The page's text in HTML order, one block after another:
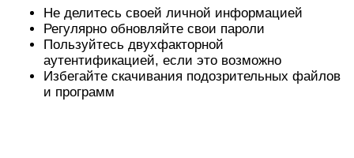
Не делитесь своей личной информацией
Регулярно обновляйте свои пароли
Пользуйтесь двухфакторной
аутентификацией, если это возможно
Избегайте скачивания подозрительных файлов
и программ